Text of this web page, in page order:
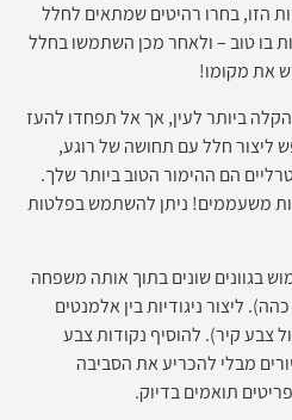
הזו, בחרו רהיטים שמתאים לחלל
בו טוב – ולאחר מכן השתמשו בחלל
את מקומו!
ביותר לעין, אך אל תפחדו להעז
חלל עם תחושה של רוגע,
הם ההימור הטוב ביותר שלך.
משעממים! ניתן להשתמש בפלטות
בגוונים שונים בתוך אותה משפחה
ליצור ניגודיות בין אלמנטים
צבע קיר). להוסיף נקודות צבע
מבלי להכריע את הסביבה
תואמים בדיוק.